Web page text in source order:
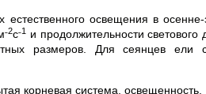
освещения в
˗2с˗1
и продолжительности
размеров. Для сеянцев ели
корневая система, освещенность.